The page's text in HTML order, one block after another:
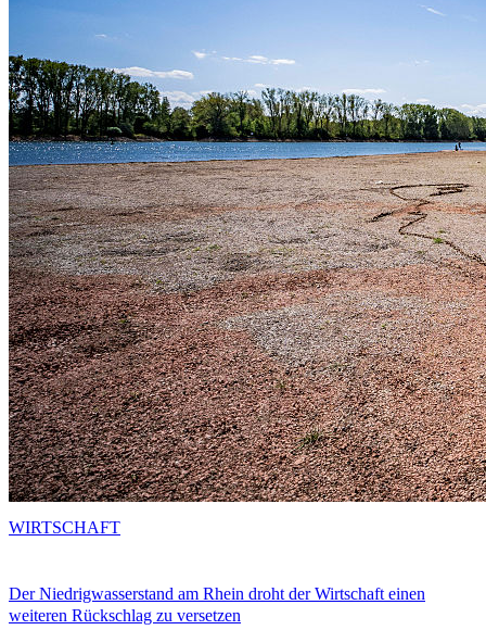
Der Niedrigwasserstand am Rhein droht der Wirtschaft einen
weiteren Rückschlag zu versetzen
WIRTSCHAFT